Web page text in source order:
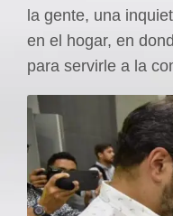
la gente, una
en el hogar, en
para servirle a la